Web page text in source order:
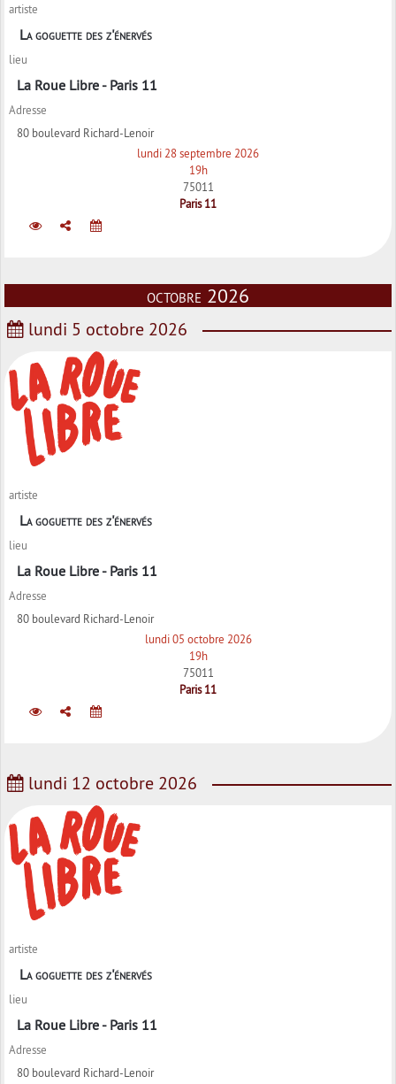
artiste
La goguette des z'énervés
lieu
La Roue Libre - Paris 11
Adresse
80 boulevard Richard-Lenoir
lundi 28 septembre 2026
19h
75011
Paris 11
octobre 2026
lundi 5 octobre 2026
artiste
La goguette des z'énervés
lieu
La Roue Libre - Paris 11
Adresse
80 boulevard Richard-Lenoir
lundi 05 octobre 2026
19h
75011
Paris 11
lundi 12 octobre 2026
artiste
La goguette des z'énervés
lieu
La Roue Libre - Paris 11
Adresse
80 boulevard Richard-Lenoir